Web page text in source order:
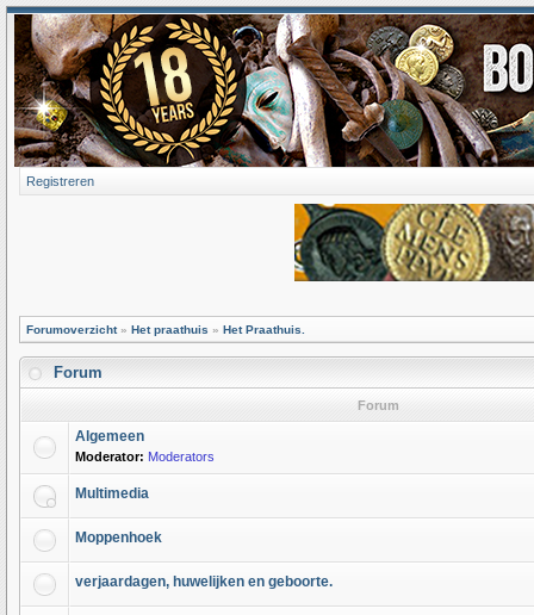
Registreren
Forumoverzicht» Het praathuis » Het Praathuis.
Forum
Forum
Algemeen
Moderator: Moderators
Multimedia
Moppenhoek
verjaardagen, huwelijken en geboorte.